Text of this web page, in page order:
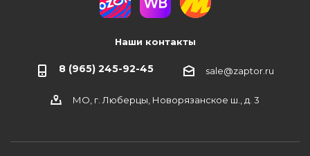
Наши контакты
8 (965) 245-92-45 sale@zaptor.ru
МО, г. Люберцы, Новорязанское ш., д. 3